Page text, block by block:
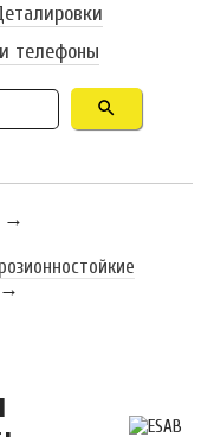
телефоны
→
→